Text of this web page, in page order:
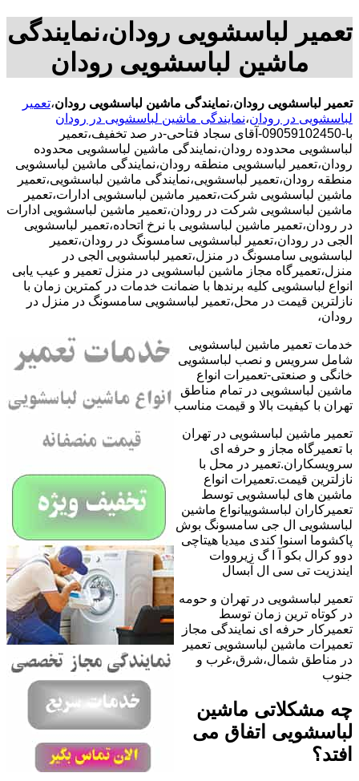
تعمیر لباسشویی رودان،نمایندگی
ماشین لباسشویی رودان
تعمیر لباسشویی رودان،نمایندگی ماشین لباسشویی رودان،تعمیر
لباسشویی در رودان،نمایندگی ماشین لباسشویی در رودان
با-09059102450-آقای سجاد فتاحی-در صد تخفیف،تعمیر
لباسشویی محدوده رودان،نمایندگی ماشین لباسشویی محدوده
رودان،تعمیر لباسشویی منطقه رودان،نمایندگی ماشین لباسشویی
منطقه رودان،تعمیر لباسشویی،نمایندگی ماشین لباسشویی،تعمیر
ماشین لباسشویی شرکت،تعمیر ماشین لباسشویی ادارات،تعمیر
ماشین لباسشویی شرکت در رودان،تعمیر ماشین لباسشویی ادارات
در رودان،تعمیر ماشین لباسشویی با نرخ اتحاده،تعمیر لباسشویی
الجی در رودان،تعمیر لباسشویی سامسونگ در رودان،تعمیر
لباسشویی سامسونگ در منزل،تعمیر لباسشویی الجی در
منزل،تعمیرگاه مجاز ماشین لباسشویی در منزل تعمیر و عیب یابی
انواع لباسشویی کلیه برندها با ضمانت خدمات در کمترین زمان با
نازلترین قیمت در محل،تعمیر لباسشویی سامسونگ در منزل در
رودان،
خدمات تعمیر ماشین لباسشویی
شامل سرویس و نصب لباسشویی
خانگی و صنعتی-تعمیرات انواع
ماشین لباسشویی در تمام مناطق
تهران با کیفیت بالا و قیمت مناسب
تعمیر ماشین لباسشویی در تهران
با تعمیرگاه مجاز و حرفه ای
سرویسکاران.تعمیر در محل با
نازلترین قیمت.تعمیرات انواع
ماشین های لباسشویی توسط
تعمیرکاران لباسشوییانواع ماشین
لباسشویی ال جی سامسونگ بوش
پاکشوما اسنوا کندی میدیا هیتاچی
دوو کرال بکو آ ا گ زیرووات
ایندزیت تی سی ال آبسال
تعمیر لباسشویی در تهران و حومه
در کوتاه ترین زمان توسط
تعمیرکار حرفه ای نمایندگی مجاز
تعمیرات ماشین لباسشویی تعمیر
در مناطق شمال،شرق،غرب و
جنوب
چه مشکلاتی ماشین
لباسشویی اتفاق می
افتد؟